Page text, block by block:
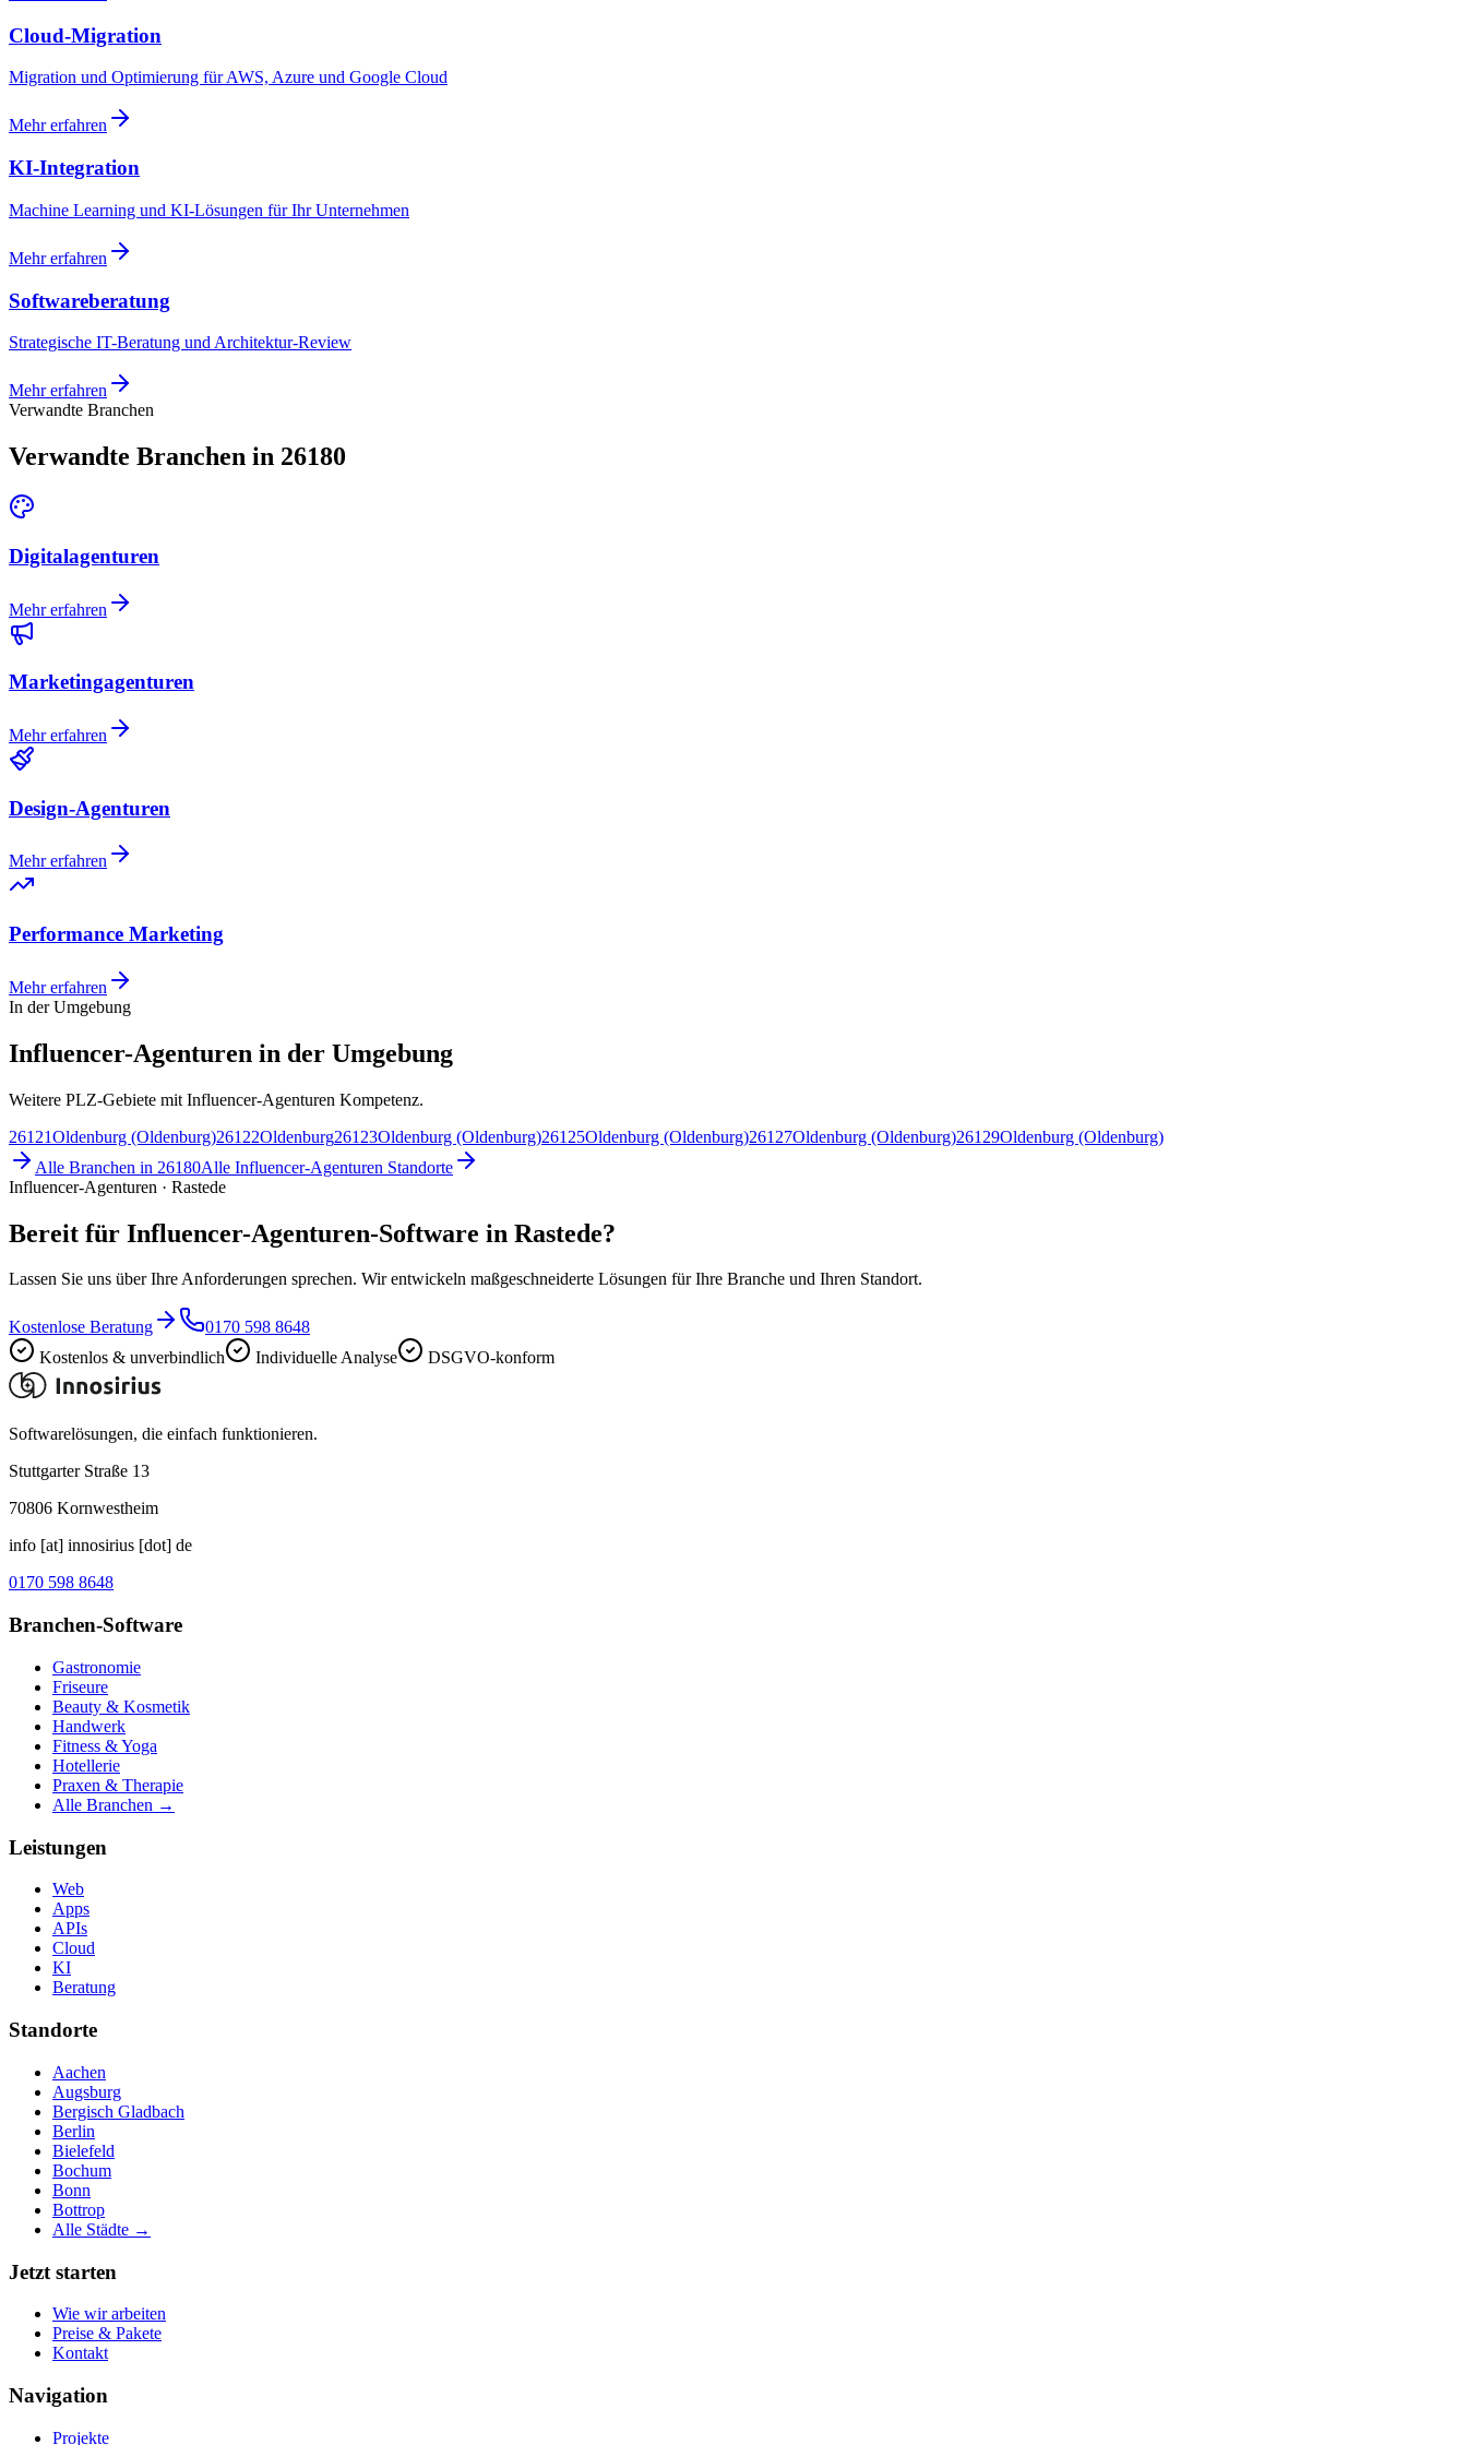
Cloud-Migration
Migration und Optimierung für AWS, Azure und Google Cloud
Mehr erfahren
KI-Integration
Machine Learning und KI-Lösungen für Ihr Unternehmen
Mehr erfahren
Softwareberatung
Strategische IT-Beratung und Architektur-Review
Mehr erfahren
Verwandte Branchen
Verwandte Branchen in 26180
Digitalagenturen
Mehr erfahren
Marketingagenturen
Mehr erfahren
Design-Agenturen
Mehr erfahren
Performance Marketing
Mehr erfahren
In der Umgebung
Influencer-Agenturen in der Umgebung
Weitere PLZ-Gebiete mit Influencer-Agenturen Kompetenz.
26121Oldenburg (Oldenburg)26122Oldenburg26123Oldenburg (Oldenburg)26125Oldenburg (Oldenburg)26127Oldenburg (Oldenburg)26129Oldenburg (Oldenburg)
Alle Branchen in 26180Alle Influencer-Agenturen Standorte
Influencer-Agenturen · Rastede
Bereit für Influencer-Agenturen-Software in Rastede?
Lassen Sie uns über Ihre Anforderungen sprechen. Wir entwickeln maßgeschneiderte Lösungen für Ihre Branche und Ihren Standort.
Kostenlose Beratung
0170 598 8648
Kostenlos & unverbindlich
Individuelle Analyse DSGVO-konform
Softwarelösungen, die einfach funktionieren.
Stuttgarter Straße 13
70806 Kornwestheim
info [at] innosirius [dot] de
0170 598 8648
Branchen-Software
Gastronomie
Friseure
Beauty & Kosmetik
Handwerk
Fitness & Yoga
Hotellerie
Praxen & Therapie
Alle Branchen →
Leistungen
Web
Apps
APIs
Cloud
KI
Beratung
Standorte
Aachen
Augsburg
Bergisch Gladbach
Berlin
Bielefeld
Bochum
Bonn
Bottrop
Alle Städte →
Jetzt starten
Wie wir arbeiten
Preise & Pakete
Kontakt
Navigation
Projekte